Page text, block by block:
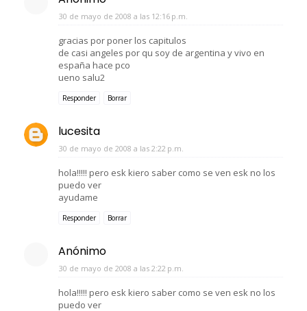
30 de mayo de 2008 a las 12:16 p.m.
gracias por poner los capitulos
de casi angeles por qu soy de argentina y vivo en
españa hace pco
ueno salu2
Responder Borrar
lucesita
30 de mayo de 2008 a las 2:22 p.m.
hola!!!!! pero esk kiero saber como se ven esk no los
puedo ver
ayudame
Responder Borrar
Anónimo
30 de mayo de 2008 a las 2:22 p.m.
hola!!!!! pero esk kiero saber como se ven esk no los
puedo ver